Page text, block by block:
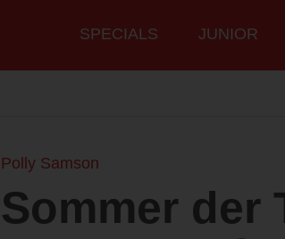
Hauptmenü
SPECIALS JUNIOR
Polly Samson
Sommer der